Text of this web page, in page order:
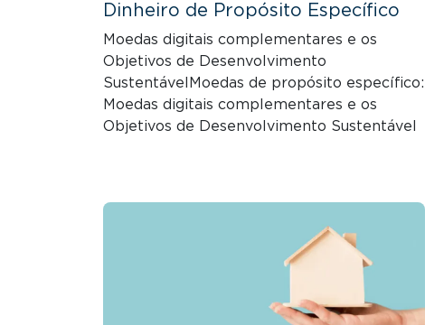
Dinheiro de Propósito Específico
Moedas digitais complementares e os
Objetivos de Desenvolvimento
SustentávelMoedas de propósito específico:
Moedas digitais complementares e os
Objetivos de Desenvolvimento Sustentável